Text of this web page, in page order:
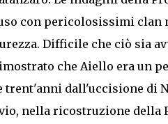
con pericolosissimi clan
Difficile che ciò sia
che Aiello era un
trent'anni dall'uccisione di
nella ricostruzione della